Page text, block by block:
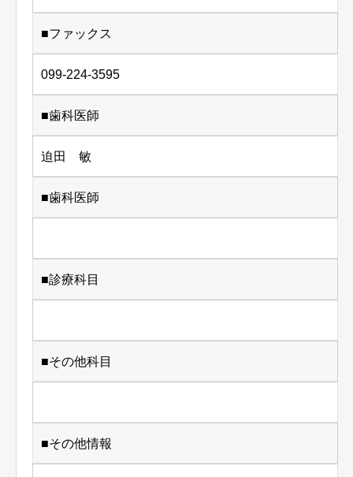
■ファックス
099-224-3595
■歯科医師
迫田 敏
■歯科医師
■診療科目
■その他科目
■その他情報